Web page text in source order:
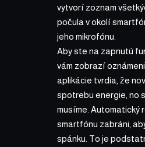
vytvorí zoznam
počula v okolí
jeho mikrofónu.
Aby ste na zapnutú
vám zobrazí
aplikácie tvrdia, že
spotrebu energie, no
musíme. Automatický
smartfónu zabráni,
spánku. To je